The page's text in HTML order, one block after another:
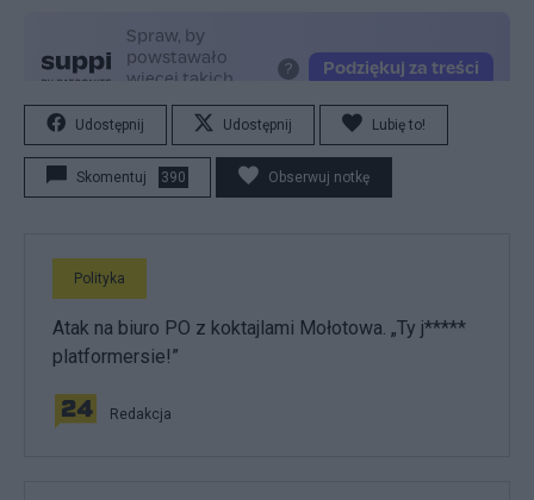
Udostępnij Udostępnij Lubię to!
Skomentuj 390 Obserwuj notkę
Polityka
Atak na biuro PO z koktajlami Mołotowa. „Ty j*****
platformersie!”
Redakcja